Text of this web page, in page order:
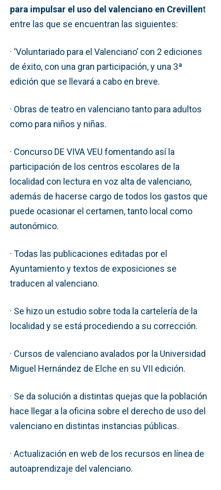
para impulsar el uso del valenciano en Crevillent
entre las que se encuentran las siguientes:
· ‘Voluntariado para el Valenciano’ con 2 ediciones
de éxito, con una gran participación, y una 3ª
edición que se llevará a cabo en breve.
· Obras de teatro en valenciano tanto para adultos
como para niños y niñas.
· Concurso DE VIVA VEU fomentando así la
participación de los centros escolares de la
localidad con lectura en voz alta de valenciano,
además de hacerse cargo de todos los gastos que
puede ocasionar el certamen, tanto local como
autonómico.
· Todas las publicaciones editadas por el
Ayuntamiento y textos de exposiciones se
traducen al valenciano.
· Se hizo un estudio sobre toda la cartelería de la
localidad y se está procediendo a su corrección.
· Cursos de valenciano avalados por la Universidad
Miguel Hernández de Elche en su VII edición.
· Se da solución a distintas quejas que la población
hace llegar a la oficina sobre el derecho de uso del
valenciano en distintas instancias públicas.
· Actualización en web de los recursos en línea de
autoaprendizaje del valenciano.